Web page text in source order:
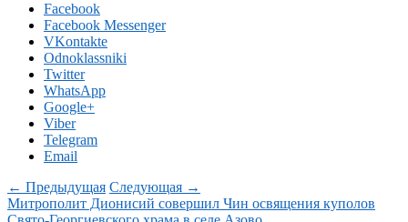
Facebook
Facebook Messenger
VKontakte
Odnoklassniki
Twitter
WhatsApp
Google+
Viber
Telegram
Email
← Предыдущая Следующая →
Митрополит Дионисий совершил Чин освящения куполов